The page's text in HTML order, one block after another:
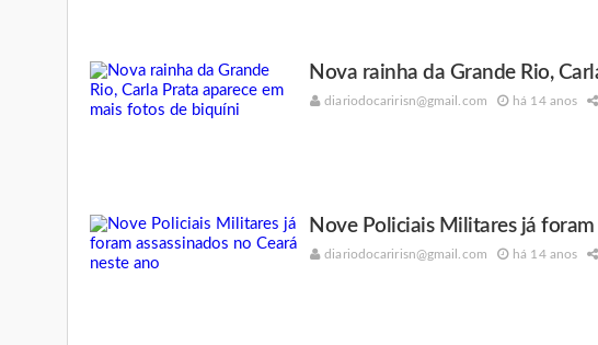
Nova rainha da Grande Rio,
diariodocaririsn@gmail.com há 14 anos
Nove Policiais Militares já foram
diariodocaririsn@gmail.com há 14 anos